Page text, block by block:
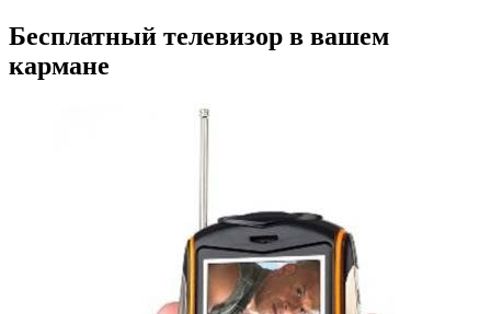
Бесплатный телевизор в вашем
кармане